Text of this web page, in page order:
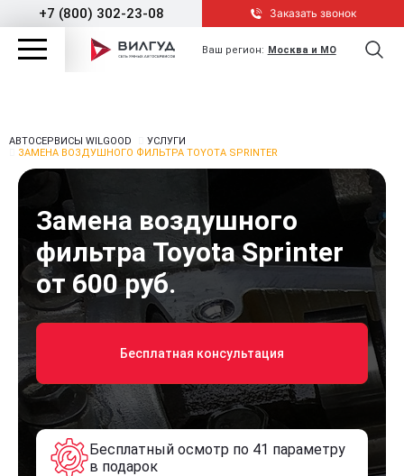
+7 (800) 302-23-08 Заказать звонок
Ваш регион: Москва и МО
АВТОСЕРВИСЫ WILGOOD
УСЛУГИ
ЗАМЕНА ВОЗДУШНОГО ФИЛЬТРА TOYOTA SPRINTER
Замена воздушного
фильтра Toyota Sprinter
от 600 руб.
Бесплатная консультация
Бесплатный осмотр по 41 параметру
в подарок